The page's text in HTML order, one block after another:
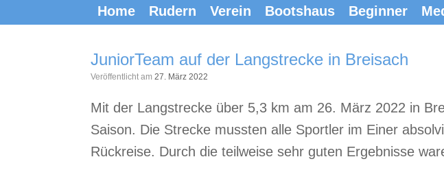
Home Rudern Verein Bootshaus Beginner
JuniorTeam auf der Langstrecke in Breisach
Veröffentlicht am 27. März 2022
Mit der Langstrecke über 5,3 km am 26. März 2022 in
Saison. Die Strecke mussten alle Sportler im Einer
Rückreise. Durch die teilweise sehr guten Ergebnisse